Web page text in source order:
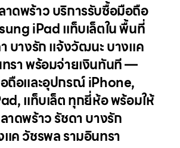
ดพร้าว บริการรับซื้อมือถือ
iPad แท็บเล็ตใน พื้นที่
บางรัก แจ้งวัฒนะ บางแค
รา พร้อมจ่ายเงินทันที —
ถือและอุปกรณ์ iPhone,
แท็บเล็ต ทุกยี่ห้อ พร้อมให้
าดพร้าว รัชดา บางรัก
ค วัชรพล รามอินทรา